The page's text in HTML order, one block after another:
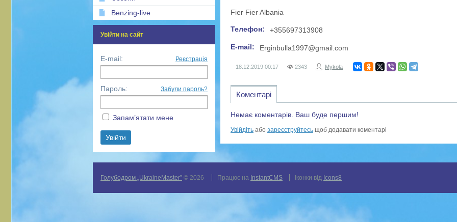
Fier Fier Albania
Телефон: +355697313908
E-mail: Erginbulla1997@gmail.com
18.12.2019 00:17 2343 Mykola
Коментарі
Немає коментарів. Ваш буде першим!
Увійдіть або зареєструйтесь щоб додавати коментарі
Benzing-live
Увійти на сайт
E-mail: Реєстрація
Пароль: Забули пароль?
Запам’ятати мене
Голубодром „UkraineMaster” © 2026 Працює на InstantCMS Іконки від Icons8